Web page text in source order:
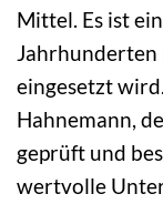
Mittel. Es ist
eingesetzt
Hahnemann,
geprüft und
wertvolle